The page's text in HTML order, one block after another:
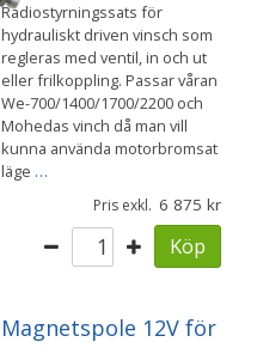
Radiostyrningssats för
hydrauliskt driven vinsch som
regleras med ventil, in och ut
eller frilkoppling. Passar våran
We-700/1400/1700/2200 och
Mohedas vinch då man vill
kunna använda motorbromsat
läge …
Pris exkl. 6 875
Köp
Magnetspole 12V för